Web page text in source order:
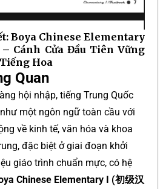
Boya Chinese Elementary
Cánh Cửa Đầu Tiên Vững
Hoa
Quan
hội nhập, tiếng Trung Quốc
một ngôn ngữ toàn cầu với
về kinh tế, văn hóa và khoa
đặc biệt ở giai đoạn khởi
giáo trình chuẩn mực, có hệ
Chinese Elementary I (初级汉